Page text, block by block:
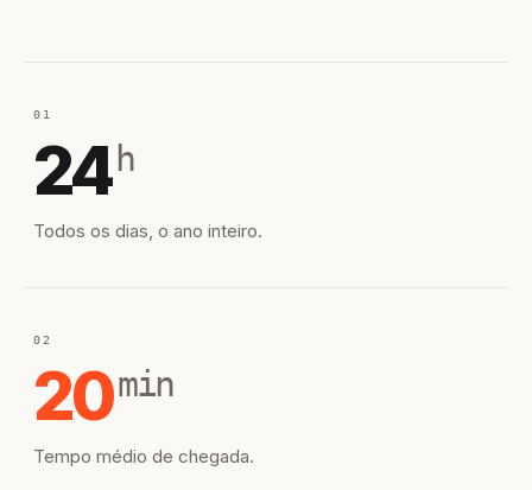
01
24 h
Todos os dias, o ano inteiro.
02
20min
Tempo médio de chegada.